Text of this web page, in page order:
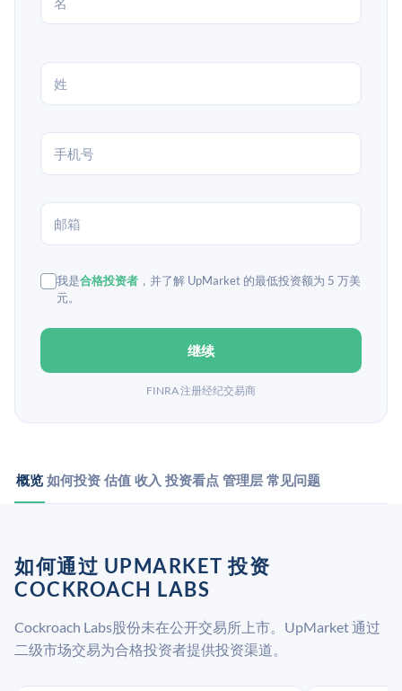
我是合格投资者 ，并了解 UpMarket 的最低投资额为 5 万美
元。
继续
FINRA 注册经纪交易商
概览 如何投资 估值 收入 投资看点 管理层 常见问题
如何通过 UPMARKET 投资
COCKROACH LABS
Cockroach Labs股份未在公开交易所上市。UpMarket 通过
二级市场交易为合格投资者提供投资渠道。